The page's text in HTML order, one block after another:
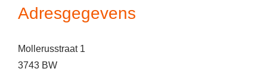
Adresgegevens
Mollerusstraat 1
3743 BW